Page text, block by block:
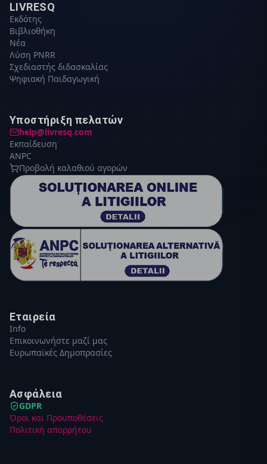
LIVRESQ
Εκδότης
Βιβλιοθήκη
Νέα
Λύση PNRR
Σχεδιαστής διδασκαλίας
Ψηφιακή Παιδαγωγική
Υποστήριξη πελατών
help@livresq.com
Εκπαίδευση
ANPC
Προβολή καλαθιού αγορών
Εταιρεία
Info
Επικοινωνήστε μαζί μας
Ευρωπαϊκές Δημοπρασίες
Ασφάλεια
GDPR
Όροι και Προϋποθέσεις
Πολιτική απορρήτου